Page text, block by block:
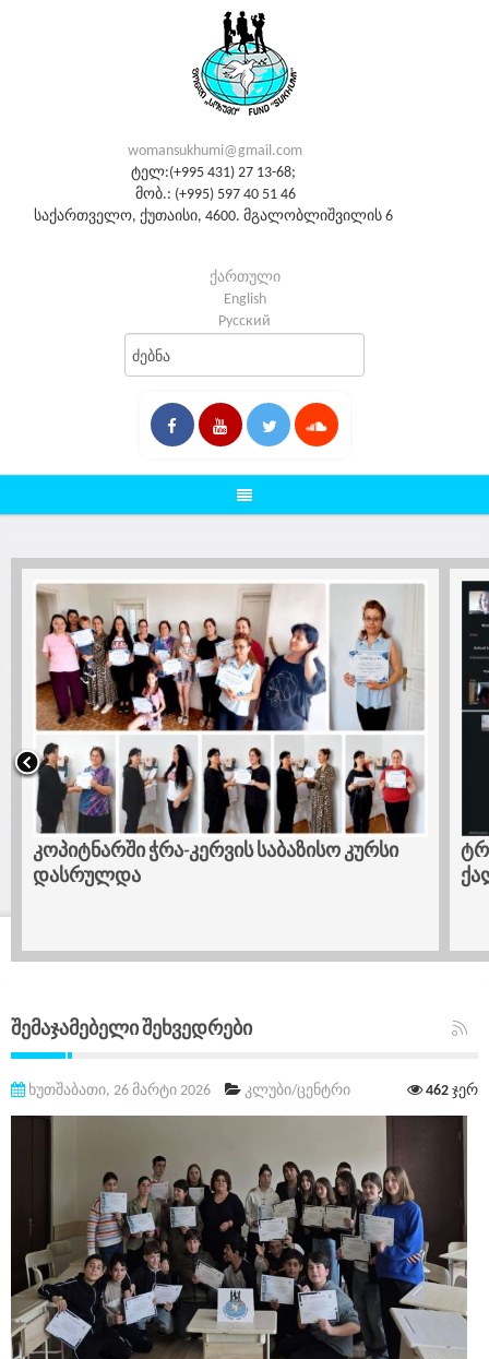
womansukhumi@gmail.com
ტელ:(+995 431) 27 13-68;
მობ.: (+995) 597 40 51 46
საქართველო, ქუთაისი, 4600. მგალობლიშვილის 6
ქართული
English
Русский
კოპიტნარში ჭრა-კერვის საბაზისო კურსი
დასრულდა
Შემაჯამებელი Შეხვედრები
ხუთშაბათი, 26 მარტი 2026 კლუბი/ცენტრი 462 ჯერ